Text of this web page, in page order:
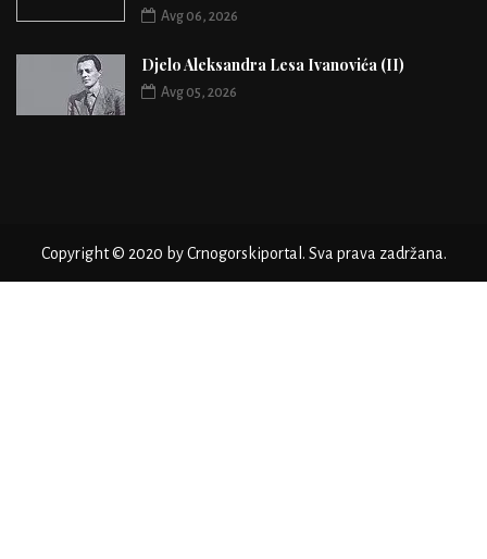
Avg 06, 2026
Djelo Aleksandra Lesa Ivanovića (II)
Avg 05, 2026
Copyright © 2020 by Crnogorskiportal. Sva prava zadržana.